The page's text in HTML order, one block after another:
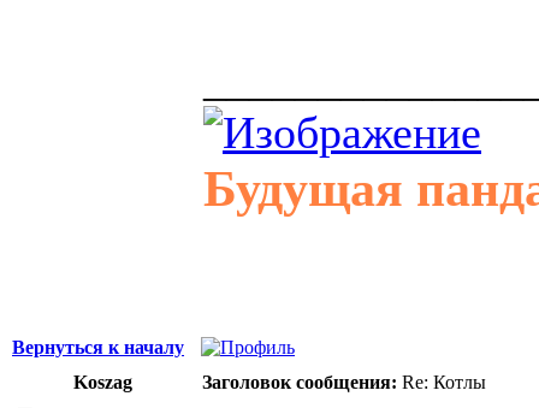
Будущая
Вернуться к началу
Koszag
Заголовок сообщения: Re: Котлы